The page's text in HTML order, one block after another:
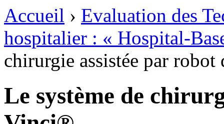
Accueil › Evaluation des
hospitalier : « Hospital-
chirurgie assistée par
Le système de